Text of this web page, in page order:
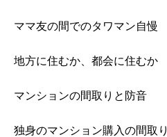
ママ友の間でのタワマン自慢
地方に住むか、都会に住むか
マンションの間取りと防音
独身のマンション購入の間取り